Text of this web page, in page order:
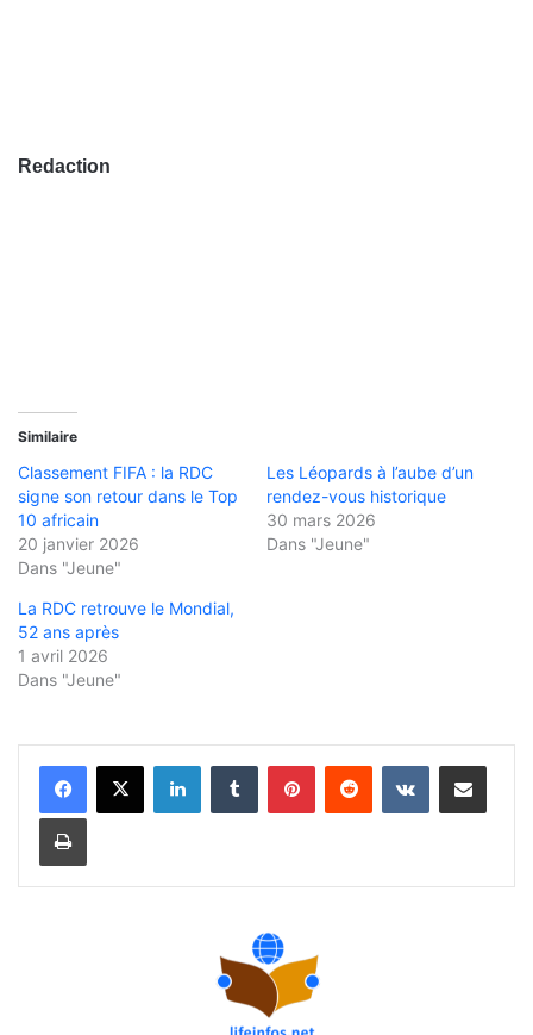
Redaction
Similaire
Classement FIFA : la RDC
signe son retour dans le Top
10 africain
20 janvier 2026
Dans "Jeune"
Les Léopards à l’aube d’un
rendez-vous historique
30 mars 2026
Dans "Jeune"
La RDC retrouve le Mondial,
52 ans après
1 avril 2026
Dans "Jeune"